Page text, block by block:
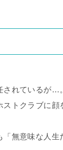
されているが…。
トクラブに顔
無意味な人